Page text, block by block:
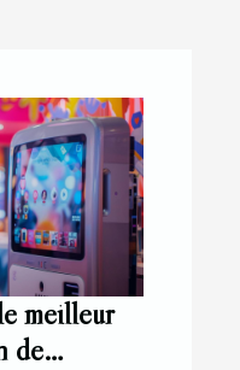
meilleur
de